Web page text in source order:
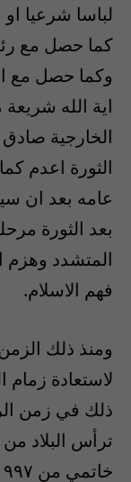
لباسا شرعيا
كما حصل مع
وكما حصل مع
اية الله
الخارجية
الثورة اعدم
عامه بعد ان
بعد الثورة
المتشدد وهزم
فهم الاسلام.
ومنذ ذلك
لاستعادة زمام
ذلك في زمن